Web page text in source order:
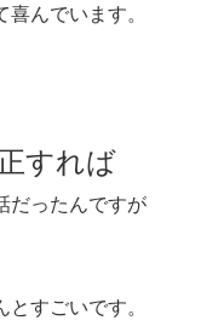
んでいます。
すれば
だったんですが
すごいです。